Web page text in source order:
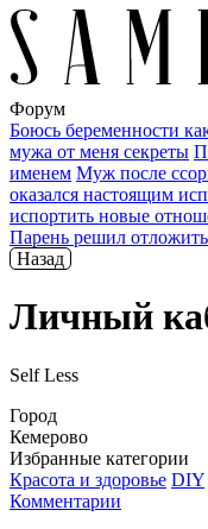
Форум
Боюсь беременности
мужа от меня секреты
именем Муж после
оказался настоящим
испортить новые
Парень решил отложить
Назад
Личный
Self Less
Город
Кемерово
Избранные категории
Красота и здоровье DIY
Комментарии